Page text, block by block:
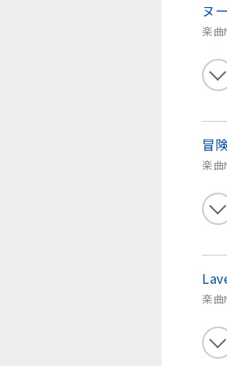
ヌ
楽曲
冒
楽曲
楽曲